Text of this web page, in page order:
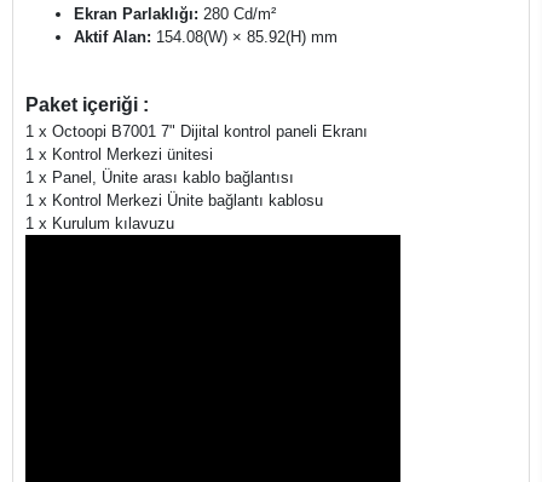
Ekran Parlaklığı: 280 Cd/m²
Aktif Alan: 154.08(W) × 85.92(H) mm
Paket içeriği :
1 x Octoopi B7001 7" Dijital kontrol paneli Ekranı
1 x Kontrol Merkezi ünitesi
1 x Panel, Ünite arası kablo bağlantısı
1 x Kontrol Merkezi Ünite bağlantı kablosu
1 x Kurulum kılavuzu